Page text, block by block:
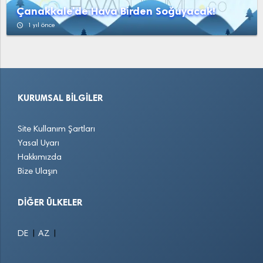
Çanakkale'de Hava Birden Soğuyacak!
access_time 1 yıl önce
KURUMSAL BILGILER
Site Kullanım Şartları
Yasal Uyarı
Hakkımızda
Bize Ulaşın
DIĞER ÜLKELER
DE AZ